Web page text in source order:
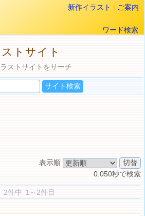
新作イラスト | ご案内
ワード検索
トサイト
ストサイトをサーチ
表示順
0.050秒で検索
2件中 1～2件目